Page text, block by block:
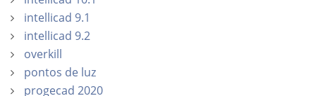
intellicad 9.1
intellicad 9.2
overkill
pontos de luz
progecad 2020